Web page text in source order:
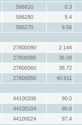
586810
0.3
586280
9.4
586270
9.56
27800090
2.144
27800080
36.59
27800060
38.72
27800050
40.611
44100206
90.0
44100104
90.6
44100024
97.4